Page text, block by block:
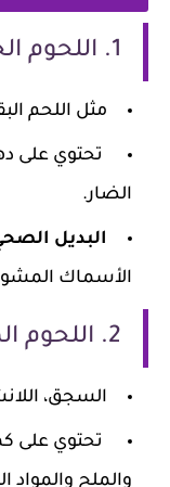
1. اللحوم الحمراء الدسمة
مثل اللحم
تحتوي على
الضار.
البديل
الأسماك
2. اللحوم المصنعة
السجق،
تحتوي على
والملح والمواد